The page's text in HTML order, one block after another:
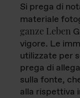
Si prega di
materiale
ganze Leben
vigore. Le
utilizzate per
prega di
sulla fonte,
alla rispettiva